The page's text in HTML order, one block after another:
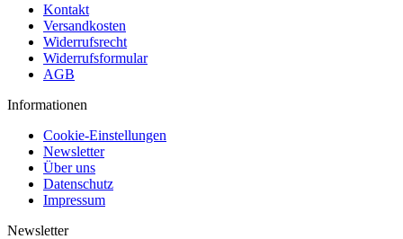
Kontakt
Versandkosten
Widerrufsrecht
Widerrufsformular
AGB
Informationen
Cookie-Einstellungen
Newsletter
Über uns
Datenschutz
Impressum
Newsletter